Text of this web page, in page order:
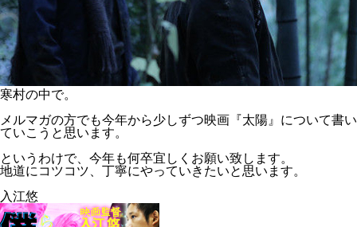
寒村の中で。
メルマガの方でも今年から少しずつ映画『太陽』について書い
ていこうと思います。
というわけで、今年も何卒宜しくお願い致します。
地道にコツコツ、丁寧にやっていきたいと思います。
入江悠